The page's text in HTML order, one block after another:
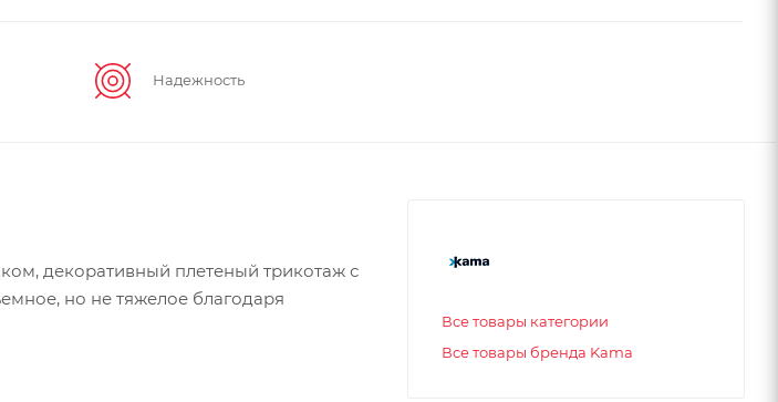
Надежность
декоративный плетеный трикотаж с
но не тяжелое благодаря
Все товары категории
Все товары бренда Kama